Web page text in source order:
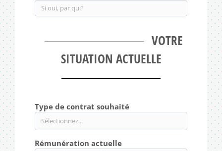
VOTRE
SITUATION ACTUELLE
Type de contrat souhaité
Rémunération actuelle